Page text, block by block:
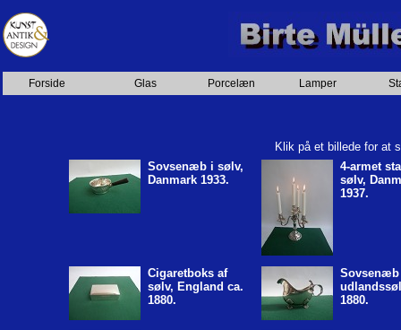
Forside Glas Porcelæn Lamper
Klik på et billede for at
Sovsenæb i sølv,
Danmark 1933.
4-armet
sølv,
1937.
Cigaretboks af
sølv, England ca.
1880.
Sovsenæb
1880.